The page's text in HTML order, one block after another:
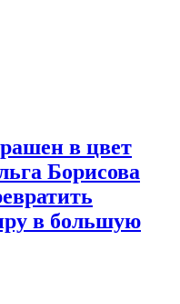
в цвет
Борисова
в большую